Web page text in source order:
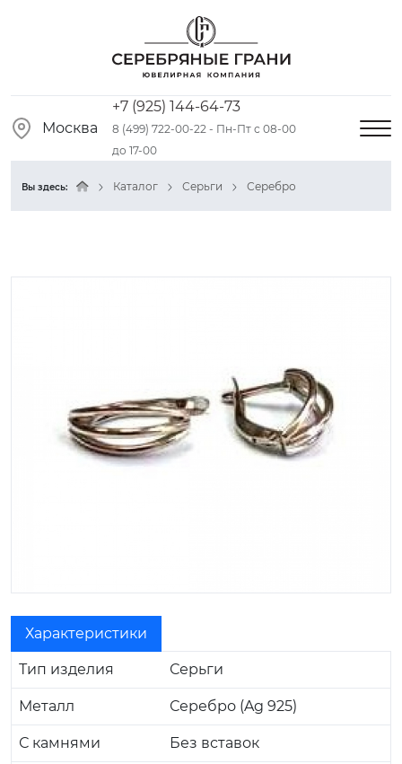
Москва
+7 (925) 144-64-73
8 (499) 722-00-22 - Пн-Пт с 08-00
до 17-00
Вы здесь: Каталог Серьги Серебро
Характеристики
Тип изделия Серьги
Металл Серебро (Ag 925)
С камнями Без вставок